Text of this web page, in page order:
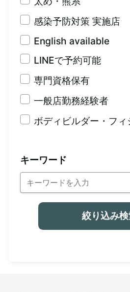
感染予防対策 実施店
English available
LINEで予約可能
専門資格保有
一般店勤務経験者
ボディビルダー・フィ
キーワード
絞り込み